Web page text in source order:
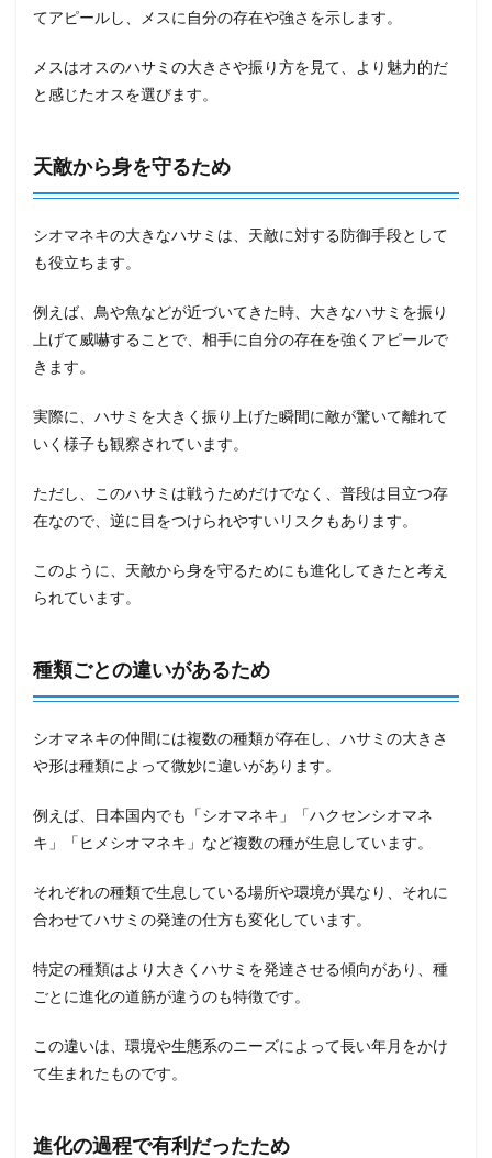
てアピールし、メスに自分の存在や強さを示します。
メスはオスのハサミの大きさや振り方を見て、より魅力的だ
と感じたオスを選びます。
天敵から身を守るため
シオマネキの大きなハサミは、天敵に対する防御手段として
も役立ちます。
例えば、鳥や魚などが近づいてきた時、大きなハサミを振り
上げて威嚇することで、相手に自分の存在を強くアピールで
きます。
実際に、ハサミを大きく振り上げた瞬間に敵が驚いて離れて
いく様子も観察されています。
ただし、このハサミは戦うためだけでなく、普段は目立つ存
在なので、逆に目をつけられやすいリスクもあります。
このように、天敵から身を守るためにも進化してきたと考え
られています。
種類ごとの違いがあるため
シオマネキの仲間には複数の種類が存在し、ハサミの大きさ
や形は種類によって微妙に違いがあります。
例えば、日本国内でも「シオマネキ」「ハクセンシオマネ
キ」「ヒメシオマネキ」など複数の種が生息しています。
それぞれの種類で生息している場所や環境が異なり、それに
合わせてハサミの発達の仕方も変化しています。
特定の種類はより大きくハサミを発達させる傾向があり、種
ごとに進化の道筋が違うのも特徴です。
この違いは、環境や生態系のニーズによって長い年月をかけ
て生まれたものです。
進化の過程で有利だったため